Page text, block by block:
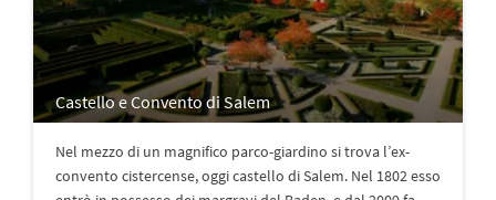
Castello e Convento di Salem
Nel mezzo di un magnifico parco-giardino si trova l’ex-
convento cistercense, oggi castello di Salem. Nel 1802 esso